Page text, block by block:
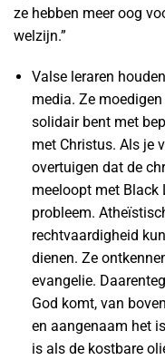
ze hebben meer oog
welzijn.”
Valse leraren
media. Ze
solidair bent met
met Christus. Als je
overtuigen dat de
meeloopt met Black
probleem.
rechtvaardigheid
dienen. Ze
evangelie.
God komt, van
en aangenaam het
is als de kostbare